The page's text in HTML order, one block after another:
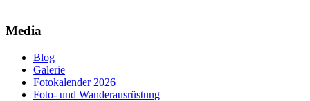
Media
Blog
Galerie
Fotokalender 2026
Foto- und Wanderausrüstung